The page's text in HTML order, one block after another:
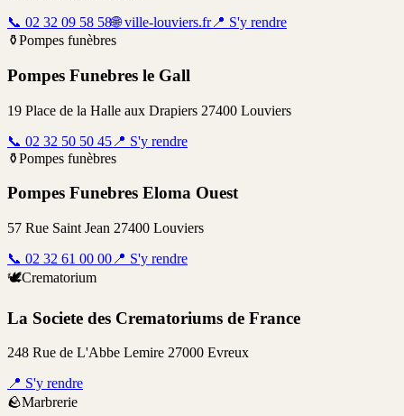
📞 02 32 09 58 58🌐 ville-louviers.fr📍 S'y rendre
⚱️Pompes funèbres
Pompes Funebres le Gall
19 Place de la Halle aux Drapiers 27400 Louviers
📞 02 32 50 50 45 📍 S'y rendre
⚱️Pompes funèbres
Pompes Funebres Eloma Ouest
57 Rue Saint Jean 27400 Louviers
📞 02 32 61 00 00 📍 S'y rendre
🕊️Crematorium
La Societe des Crematoriums de France
248 Rue de L'Abbe Lemire 27000 Evreux
📍 S'y rendre
🪨Marbrerie